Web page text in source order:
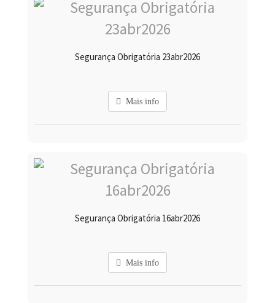
Segurança Obrigatória 23abr2026
Mais info
Segurança Obrigatória 16abr2026
Mais info